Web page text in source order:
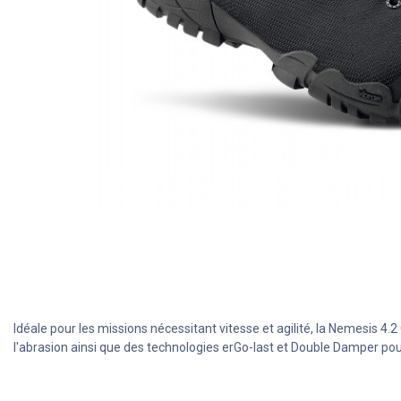
Idéale pour les missions nécessitant vitesse et agilité, la Nemesis
l'abrasion ainsi que des technologies erGo-last et Double Damper